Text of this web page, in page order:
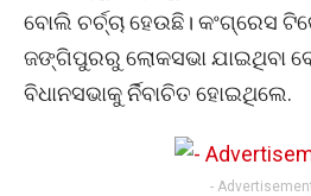
ବୋଲି ଚର୍ଚ୍ଚା ହେଉଛି। କଂଗ୍ରେସ
ଜଙ୍ଗିପୁରରୁ ଲୋକସଭା ଯାଇଥିବା
ବିଧାନସଭାକୁ ର୍ନିବାଚିତ ହୋଇଥିଲେ.
-